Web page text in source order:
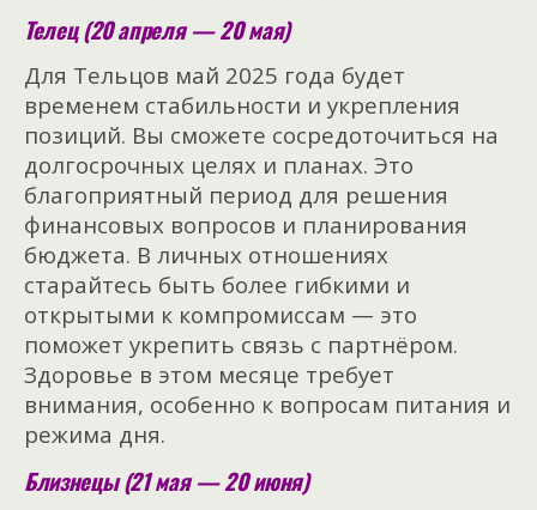
Телец (20 апреля — 20 мая)
Для Тельцов май 2025 года будет
временем стабильности и укрепления
позиций. Вы сможете сосредоточиться на
долгосрочных целях и планах. Это
благоприятный период для решения
финансовых вопросов и планирования
бюджета. В личных отношениях
старайтесь быть более гибкими и
открытыми к компромиссам — это
поможет укрепить связь с партнёром.
Здоровье в этом месяце требует
внимания, особенно к вопросам питания и
режима дня.
Близнецы (21 мая — 20 июня)